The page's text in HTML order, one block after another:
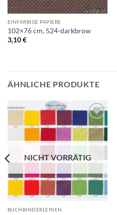
EINFARBIGE PAPIERE
102×76 cm, 524-darkbrow
3,10€
ÄHNLICHE PRODUKTE
Auf die
Wunschliste
NICHT VORRÄTIG
BUCHBINDERLEINEN